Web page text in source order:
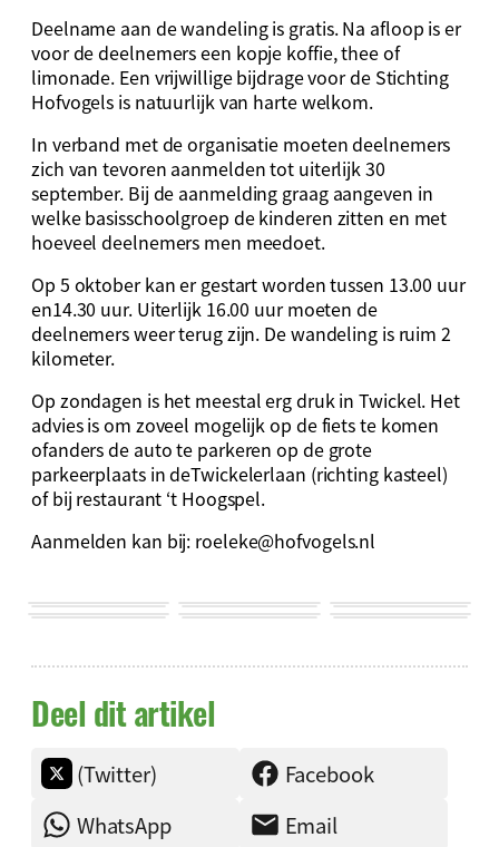
Deelname aan de wandelingis gratis. Na afloop is er
voor de deelnemers een kopje koffie, thee of
limonade. Een vrijwillige bijdrage voor de Stichting
Hofvogels is natuurlijk van hartewelkom.
In verband met de organisatie moeten deelnemers
zich van tevoren aanmeldentot uiterlijk 30
september. Bij de aanmelding graag aangeven in
welkebasisschoolgroep de kinderen zitten en met
hoeveel deelnemers men meedoet.
Op 5 oktober kan er gestart worden tussen 13.00 uur
en14.30 uur. Uiterlijk 16.00 uurmoeten de
deelnemers weer terug zijn. De wandeling is ruim 2
kilometer.
Op zondagen is het meestal erg druk in Twickel. Het
advies is om zoveel mogelijk op de fiets te komen
ofanders de auto te parkerenop de grote
parkeerplaats indeTwickelerlaan (richting kasteel)
of bij restaurant ‘t Hoogspel.
Aanmelden kan bij: roeleke@hofvogels.nl
Deel dit artikel
(Twitter)
Facebook
WhatsApp
Email